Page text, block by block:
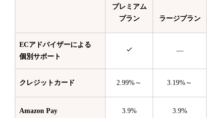
プレミアム
プラン
ラージプラン
ECアドバイザーによる
個別サポート
—
クレジットカード 2.99%～ 3.19%～
Amazon Pay 3.9% 3.9%